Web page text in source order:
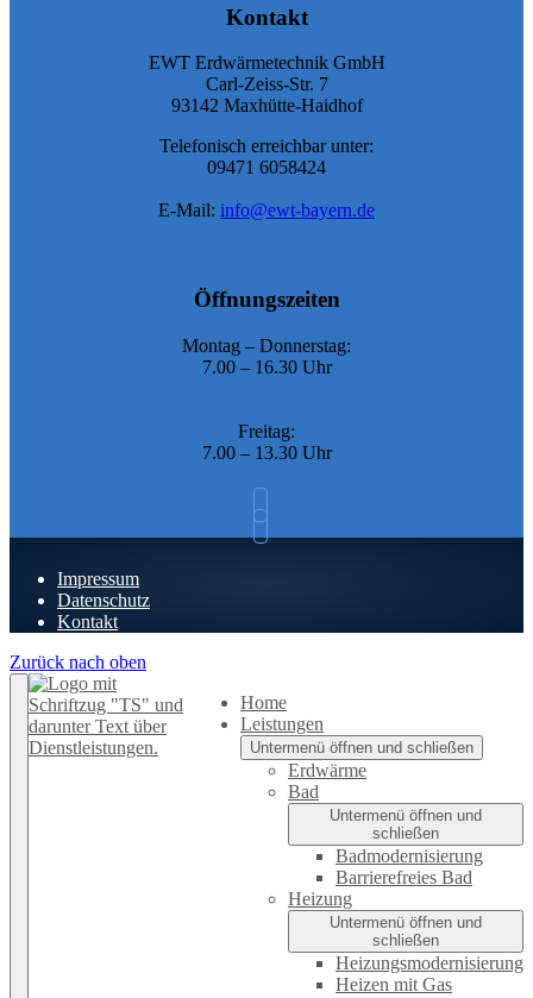
Kontakt
EWT Erdwärmetechnik GmbH
Carl-Zeiss-Str. 7
93142 Maxhütte-Haidhof
Telefonisch erreichbar unter:
09471 6058424
E-Mail: info@ewt-bayern.de
Öffnungszeiten
Montag – Donnerstag:
7.00 – 16.30 Uhr
Freitag:
7.00 – 13.30 Uhr
Impressum
Datenschutz
Kontakt
Zurück nach oben
Home
Leistungen
Untermenü öffnen und schließen
Erdwärme
Bad
Untermenü öffnen und
schließen
Badmodernisierung
Barrierefreies Bad
Heizung
Untermenü öffnen und
schließen
Heizungsmodernisierung
Heizen mit Gas